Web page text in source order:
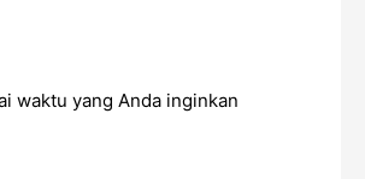
waktu yang Anda inginkan